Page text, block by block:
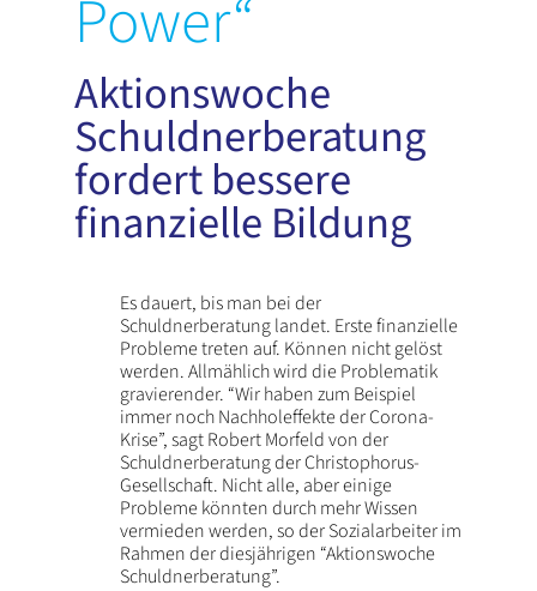
Power“
Aktionswoche
Schuldnerberatung
fordert bessere
finanzielle Bildung
Es dauert, bis man bei der
Schuldnerberatung landet. Erste finanzielle
Probleme treten auf. Können nicht gelöst
werden. Allmählich wird die Problematik
gravierender. “Wir haben zum Beispiel
immer noch Nachholeffekte der Corona-
Krise”, sagt Robert Morfeld von der
Schuldnerberatung der Christophorus-
Gesellschaft. Nicht alle, aber einige
Probleme könnten durch mehr Wissen
vermieden werden, so der Sozialarbeiter im
Rahmen der diesjährigen “Aktionswoche
Schuldnerberatung”.